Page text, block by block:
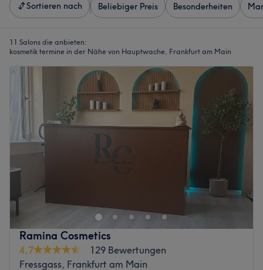
Sortieren nach Beliebiger Preis Besonderheiten
11 Salons die anbieten:
kosmetik termine in der Nähe von Hauptwache, Frankfurt am Main
Ramina Cosmetics
4,7
129 Bewertungen
Fressgass, Frankfurt am Main